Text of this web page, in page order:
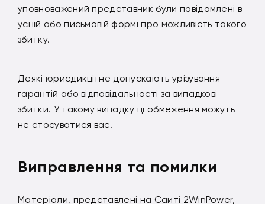
уповноважений представник були повідомлені в
усній або письмовій формі про можливість такого
збитку.
Деякі юрисдикції не допускають урізування
гарантій або відповідальності за випадкові
збитки. У такому випадку ці обмеження можуть
не стосуватися вас.
Виправлення та помилки
Матеріали, представлені на Сайті 2WinPower,